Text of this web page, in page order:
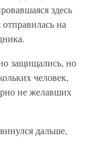
здесь
отправилась на
защищались, но
человек,
не желавших
дальше,